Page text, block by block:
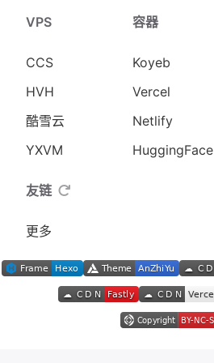
VPS
CCS
HVH
酷雪云
YXVM
容器
Koyeb
Vercel
Netlify
HuggingFace
友链
更多